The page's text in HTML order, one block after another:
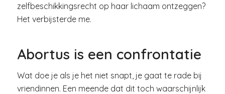
zelfbeschikkingsrecht op haar lichaam ontzeggen?
Het verbijsterde me.
Abortus is een confrontatie
Wat doe je als je het niet snapt, je gaat te rade bij
vriendinnen. Een meende dat dit toch waarschijnlijk